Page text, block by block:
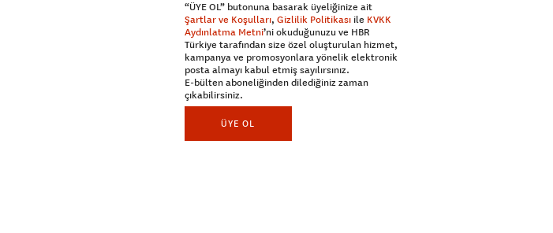
“ÜYE OL” butonuna basarak üyeliğinize ait
Şartlar ve Koşulları, Gizlilik Politikası ile KVKK
Aydınlatma Metni’ni okuduğunuzu ve HBR
Türkiye tarafından size özel oluşturulan hizmet,
kampanya ve promosyonlara yönelik elektronik
posta almayı kabul etmiş sayılırsınız.
E-bülten aboneliğinden dilediğiniz zaman
çıkabilirsiniz.
ÜYE OL